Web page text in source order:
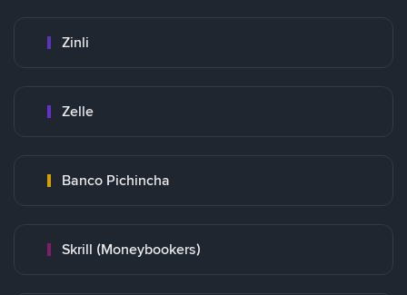
Zinli
Zelle
Banco Pichincha
Skrill (Moneybookers)